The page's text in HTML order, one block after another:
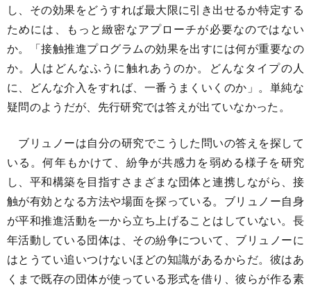
し、その効果をどうすれば最大限に引き出せるか特定する
ためには、もっと緻密なアプローチが必要なのではない
か。「接触推進プログラムの効果を出すには何が重要なの
か。人はどんなふうに触れあうのか。どんなタイプの人
に、どんな介入をすれば、一番うまくいくのか」。単純な
疑問のようだが、先行研究では答えが出ていなかった。
ブリュノーは自分の研究でこうした問いの答えを探して
いる。何年もかけて、紛争が共感力を弱める様子を研究
し、平和構築を目指すさまざまな団体と連携しながら、接
触が有効となる方法や場面を探っている。ブリュノー自身
が平和推進活動を一から立ち上げることはしていない。長
年活動している団体は、その紛争について、ブリュノーに
はとうてい追いつけないほどの知識があるからだ。彼はあ
くまで既存の団体が使っている形式を借り、彼らが作る素